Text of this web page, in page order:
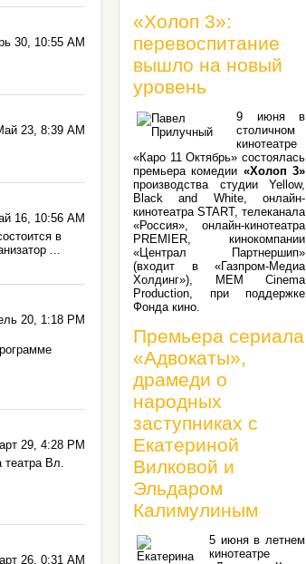
30, 10:55 AM
23, 8:39 AM
16, 10:56 AM
в
...
20, 1:18 PM
29, 4:28 PM
театра Вл.
26, 0:31 AM
«Холоп 3»:
перевоспитание
вышло на новый
уровень
9 июня в
столичном
кинотеатре
«Каро 11 Октябрь» состоялась
премьера комедии «Холоп 3»
производства студии Yellow,
Black and White, онлайн-
кинотеатра START, телеканала
«Россия», онлайн-кинотеатра
PREMIER, кинокомпании
«Централ Партнершип»
(входит в «Газпром-Медиа
Холдинг»), MEM Cinema
Production, при поддержке
Фонда кино.
Премьера сериала
«Адвокаты»,
драмеди о
народных
заступниках с
Екатериной
Вилковой и
Эльдаром
Калимулиным
5 июня в летнем
кинотеатре